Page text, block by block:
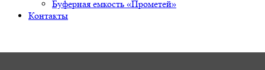
Буферная емкость «Прометей»
Контакты